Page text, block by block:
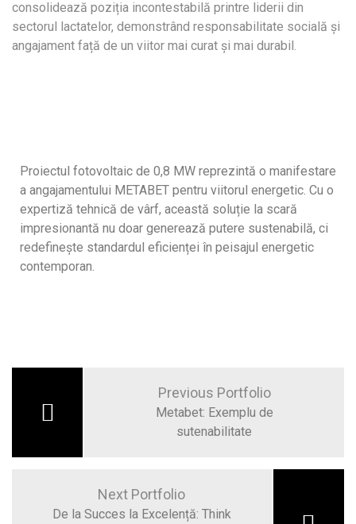
consolidează poziția incontestabilă printre liderii din
sectorul lactatelor, demonstrând responsabilitate socială și
angajament față de un viitor mai curat și mai durabil.
Proiectul fotovoltaic de 0,8 MW reprezintă o manifestare
a angajamentului METABET pentru viitorul energetic. Cu o
expertiză tehnică de vârf, această soluție la scară
impresionantă nu doar generează putere sustenabilă, ci
redefinește standardul eficienței în peisajul energetic
contemporan.
Previous Portfolio
Metabet: Exemplu de
sutenabilitate
Next Portfolio
De la Succes la Excelență: Think